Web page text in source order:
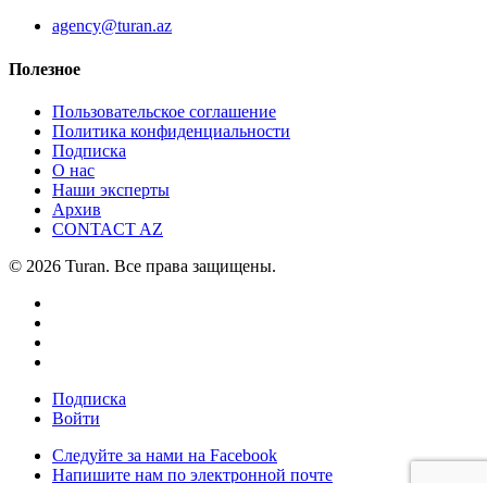
agency@turan.az
Полезное
Пользовательское соглашение
Политика конфиденциальности
Подписка
О нас
Наши эксперты
Архив
CONTACT AZ
© 2026 Turan. Все права защищены.
Подписка
Войти
Следуйте за нами на Facebook
Напишите нам по электронной почте